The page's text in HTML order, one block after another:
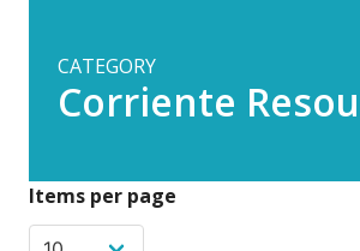
CATEGORY
Corriente
Items per page